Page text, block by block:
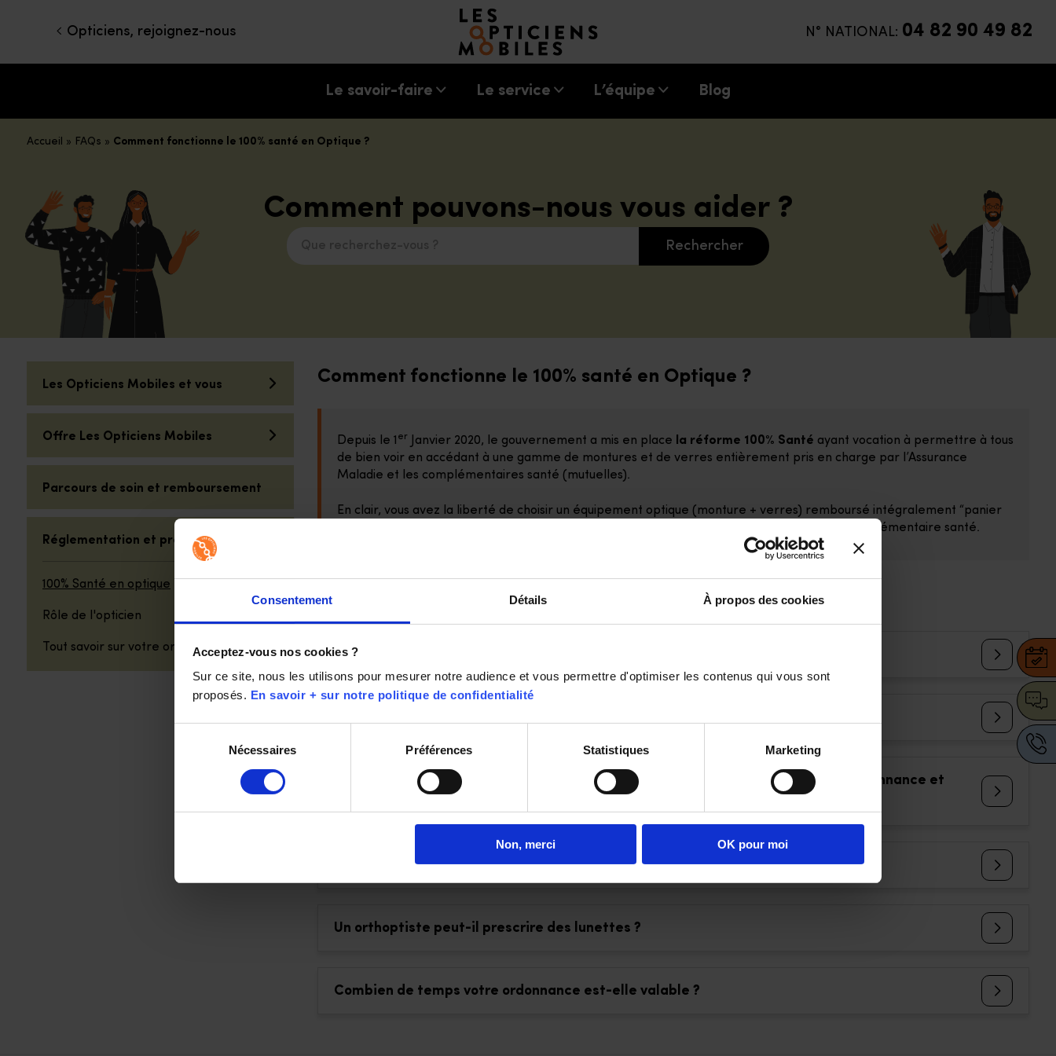
Consentement Détails À propos des cookies
Acceptez-vous nos cookies ?
Sur ce site, nous les utilisons pour mesurer notre audience et vous permettre d'optimiser les contenus qui vous sont
proposés. En savoir + sur notre politique de confidentialité
consentement
Nécessaires Préférences Statistiques Marketing
Non, merci OK pour moi
Accéder à notre page d'accueil
N° NATIONAL: 04 82 90 49 82
Le savoir-faire Le service L’équipe Blog
Opticiens, rejoignez-nous
Accueil » FAQs » Comment fonctionne le 100% santé en Optique ?
Comment pouvons-nous vous aider ?
Rechercher
Les Opticiens Mobiles et vous
Offre Les Opticiens Mobiles
Parcours de soin et remboursement
Réglementation et prescription
100% Santé en optique
Rôle de l'opticien
Tout savoir sur votre ordonnance
Comment fonctionne le 100% santé en Optique ?
Depuis le 1 er Janvier 2020, le gouvernement a mis en place la réforme 100% Santé ayant vocation à permettre à tous
de bien voir en accédant à une gamme de montures et de verres entièrement pris en charge par l’Assurance
Maladie et les complémentaires santé (mutuelles).
En clair, vous avez la liberté de choisir un équipement optique (monture + verres) remboursé intégralement “panier
A” ou un équipement personnalisé “Panier B” dont une partie est remboursée par votre complémentaire santé.
Sur le même sujet
L'opticien peut-il intervenir en EHPAD auprès des résidents ?
Si votre vue a évolué, votre opticien peut-il adapter vos corrections sur votre ordonnance et
Un opticien peut-il faire une ordonnance pour des lunettes ?
Un orthoptiste peut-il prescrire des lunettes ?
Combien de temps votre ordonnance est-elle valable ?